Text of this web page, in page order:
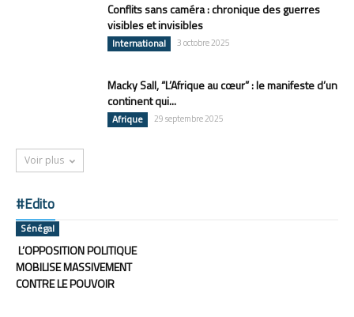
Conflits sans caméra : chronique des guerres
visibles et invisibles
International 3 octobre 2025
Macky Sall, “L’Afrique au cœur” : le manifeste d’un
continent qui...
Afrique 29 septembre 2025
Voir plus
#Edito
Sénégal
L’OPPOSITION POLITIQUE
MOBILISE MASSIVEMENT
CONTRE LE POUVOIR